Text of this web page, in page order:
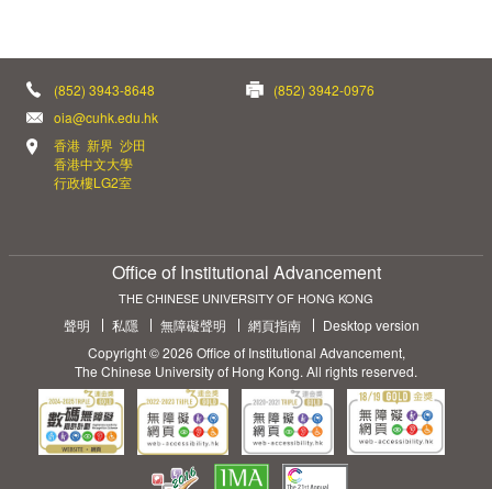
(852) 3943-8648
(852) 3942-0976
oia@cuhk.edu.hk
香港 新界 沙田
香港中文大學
行政樓LG2室
Office of Institutional Advancement
THE CHINESE UNIVERSITY OF HONG KONG
聲明 私隱 無障礙聲明 網頁指南
Desktop version
Copyright © 2026 Office of Institutional Advancement,
The Chinese University of Hong Kong. All rights reserved.